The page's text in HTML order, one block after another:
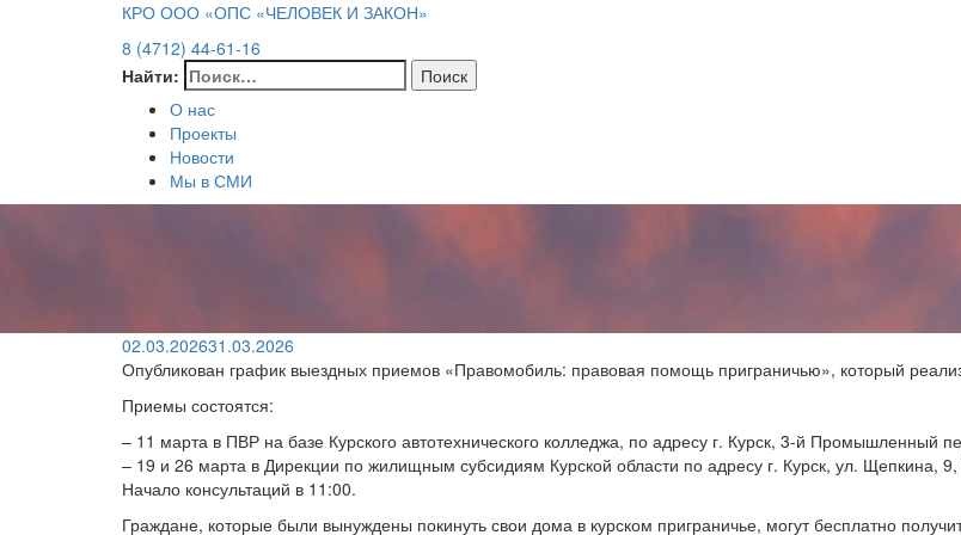
КРО ООО «ОПС «ЧЕЛОВЕК И ЗАКОН»
8 (4712) 44-61-16
Найти:
О нас
Проекты
Новости
Мы в СМИ
02.03.202631.03.2026
Опубликован график выездных приемов «Правомобиль: правовая помощь приграничью», который
Приемы состоятся:
– 11 марта в ПВР на базе Курского автотехнического колледжа, по адресу г. Курск, 3-й Промышленный
– 19 и 26 марта в Дирекции по жилищным субсидиям Курской области по адресу г. Курск, ул. Щепкина, 9,
Начало консультаций в 11:00.
Граждане, которые были вынуждены покинуть свои дома в курском приграничье, могут бесплатно